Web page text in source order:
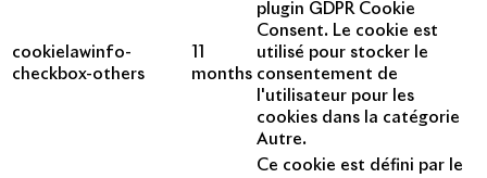
cookielawinfo-
checkbox-others
months
plugin GDPR Cookie
Consent. Le cookie est
utilisé pour stocker le
consentement de
l'utilisateur pour les
cookies dans la catégorie
Autre.
Ce cookie est défini par le